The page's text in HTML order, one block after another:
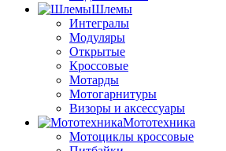
Шлемы
Интегралы
Модуляры
Открытые
Кроссовые
Мотарды
Мотогарнитуры
Визоры и аксессуары
Мототехника
Мотоциклы кроссовые